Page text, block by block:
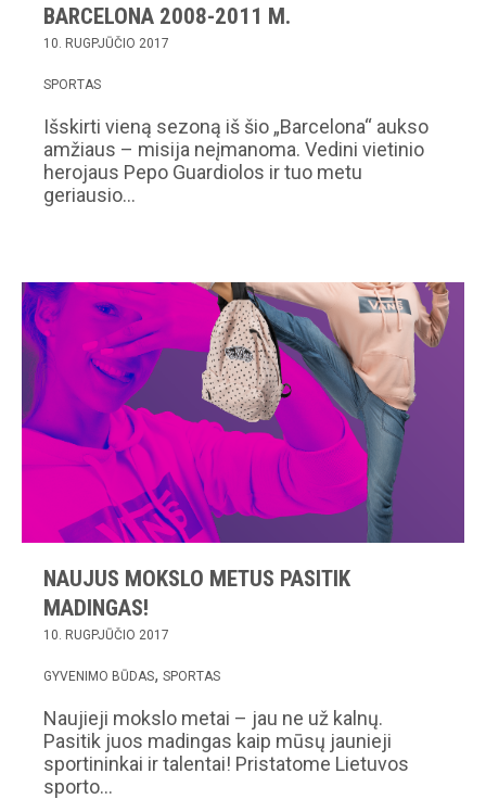
BARCELONA 2008-2011 M.
10. RUGPJŪČIO 2017
SPORTAS
Išskirti vieną sezoną iš šio „Barcelona“ aukso
amžiaus – misija neįmanoma. Vedini vietinio
herojaus Pepo Guardiolos ir tuo metu
geriausio…
NAUJUS MOKSLO METUS PASITIK
MADINGAS!
10. RUGPJŪČIO 2017
GYVENIMO BŪDAS SPORTAS
Naujieji mokslo metai – jau ne už kalnų.
Pasitik juos madingas kaip mūsų jaunieji
sportininkai ir talentai! Pristatome Lietuvos
sporto…